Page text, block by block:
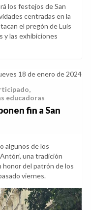
los festejos de San
centradas en la
el pregón de Luis
y las exhibiciones
18 de enero de 2024
educadoras
fin a San
algunos de los
una tradición
honor del patrón de los
viernes.